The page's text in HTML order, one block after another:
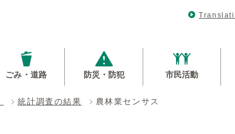
ごみ・道路 防災・防犯 市民活動
統計調査の結果 農林業センサス